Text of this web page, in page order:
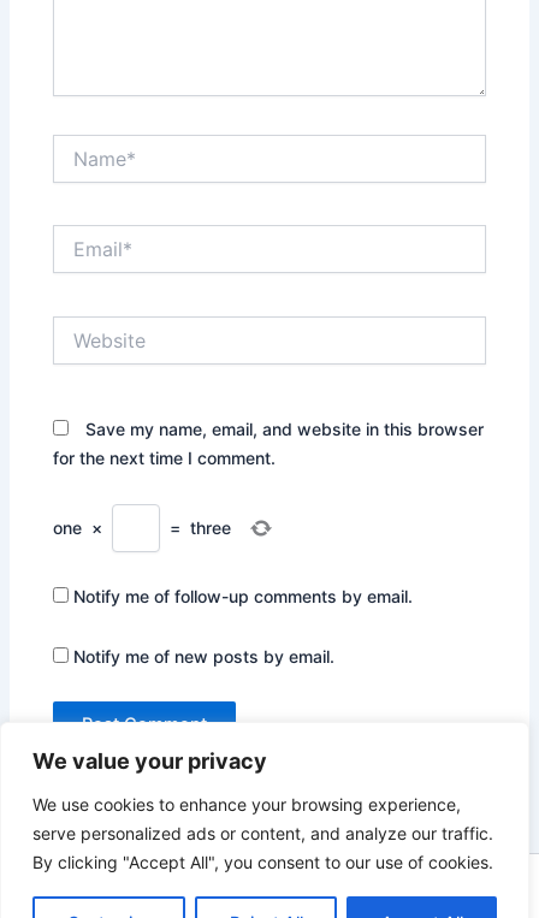
We value your privacy
We use cookies to enhance your browsing experience,
serve personalized ads or content, and analyze our traffic.
By clicking "Accept All", you consent to our use of cookies.
Save my name, email, and website in this browser
for the next time I comment.
one × = three
Notify me of follow-up comments by email.
Notify me of new posts by email.
Copyright © 2026 Not Only Hollywood | Powered byAstra